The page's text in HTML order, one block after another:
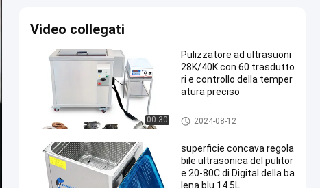
Video collegati
00:30
Pulizzatore ad ultrasuoni
28K/40K con 60 trasdutto
ri e controllo della temper
atura preciso
Pulitore ultrasonico delle parti
2024-08-12
superficie concava regola
bile ultrasonica del pulitor
e 20-80C di Digital della ba
lena blu 14.5L